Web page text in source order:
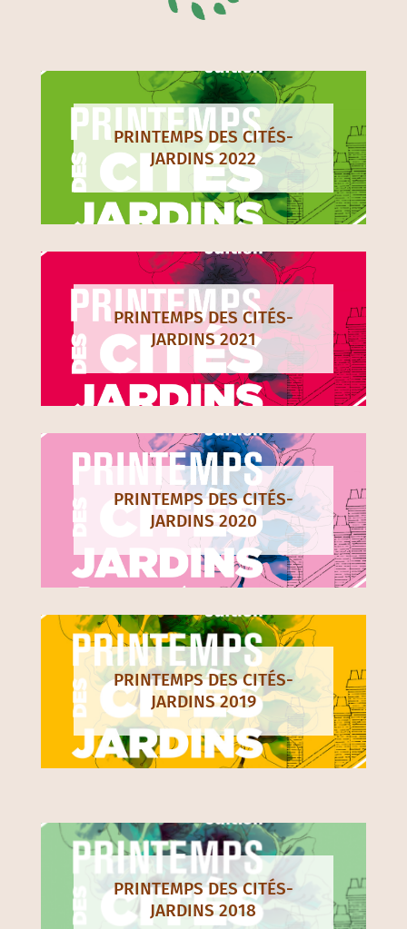
PRINTEMPS DES CITÉS-
JARDINS 2022
PRINTEMPS DES CITÉS-
JARDINS 2021
PRINTEMPS DES CITÉS-
JARDINS 2020
PRINTEMPS DES CITÉS-
JARDINS 2019
PRINTEMPS DES CITÉS-
JARDINS 2018